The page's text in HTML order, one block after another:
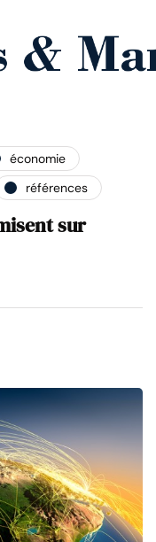
économie
références
sur